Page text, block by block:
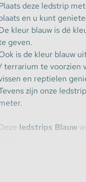
WLED
Batterijen
deze ledstrip
en u kunt
kleur blauw is dé
geven.
is de kleur blauw
terrarium te voorzien
en reptielen
zijn onze
ledstrips Blauw